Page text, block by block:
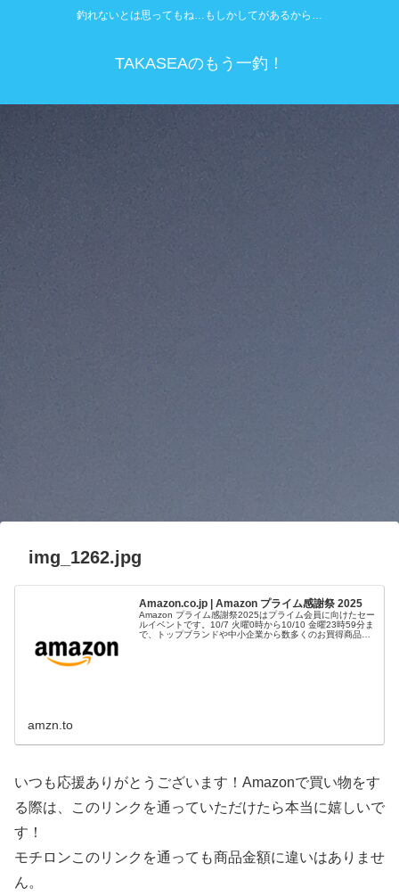
釣れないとは思ってもね…もしかしてがあるから…
TAKASEAのもう一釣！
img_1262.jpg
Amazon.co.jp | Amazon プライム感謝祭 2025
Amazon プライム感謝祭2025はプライム会員に向けたセー
ルイベントです。10/7 火曜0時から10/10 金曜23時59分ま
で、トップブランドや中小企業から数多くのお買得商品が
amzn.to
いつも応援ありがとうございます！Amazonで買い物をす
る際は、このリンクを通っていただけたら本当に嬉しいで
す！
モチロンこのリンクを通っても商品金額に違いはありませ
ん。